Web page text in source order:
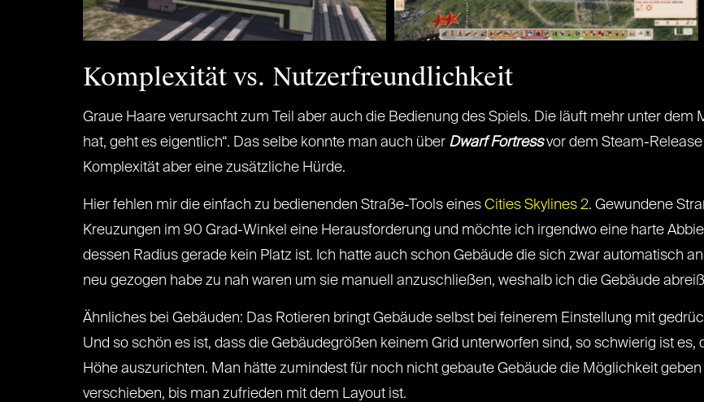
Komplexität vs. Nutzerfreundlichkeit
Graue Haare verursacht zum Teil aber auch die Bedienung des Spiels. Die läuft mehr unter dem
hat, geht es eigentlich“. Das selbe konnte man auch über Dwarf Fortressvor dem Steam-Release
Komplexität aber eine zusätzliche Hürde.
Hier fehlen mir die einfach zu bedienenden Straße-Tools eines Cities Skylines 2. Gewundene
Kreuzungen im 90 Grad-Winkel eine Herausforderung und möchte ich irgendwo eine harte
dessen Radius gerade kein Platz ist. Ich hatte auch schon Gebäude die sich zwar automatisch
neu gezogen habe zu nah waren um sie manuell anzuschließen, weshalb ich die Gebäude
Ähnliches bei Gebäuden: Das Rotieren bringt Gebäude selbst bei feinerem Einstellung mit
Und so schön es ist, dass die Gebäudegrößen keinem Grid unterworfen sind, so schwierig ist
Höhe auszurichten. Man hätte zumindest für noch nicht gebaute Gebäude die Möglichkeit
verschieben, bis man zufrieden mit dem Layout ist.